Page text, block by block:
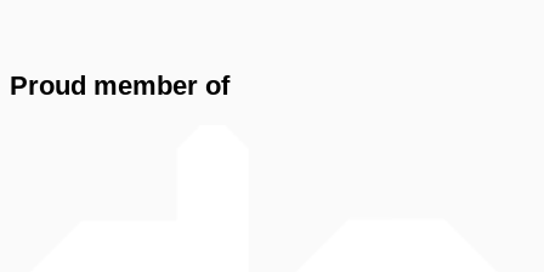
Proud member of